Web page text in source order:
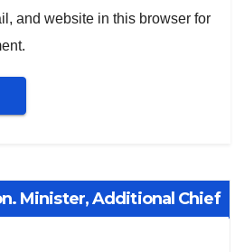
and website in this browser for
Minister, Additional Chief